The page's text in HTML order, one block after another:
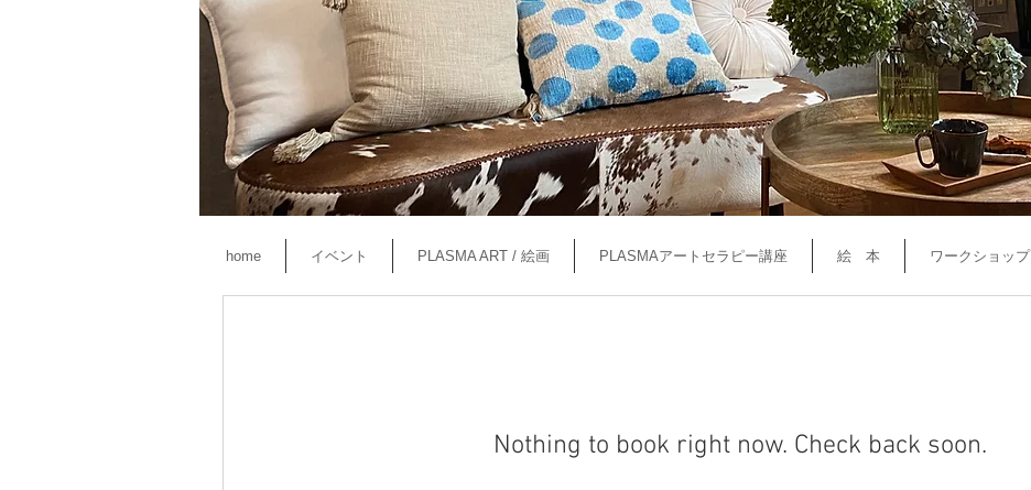
home イベント PLASMA ART / 絵画 PLASMAアートセラピー講座 絵 本 ワークショップ
Nothing to book right now. Check back soon.